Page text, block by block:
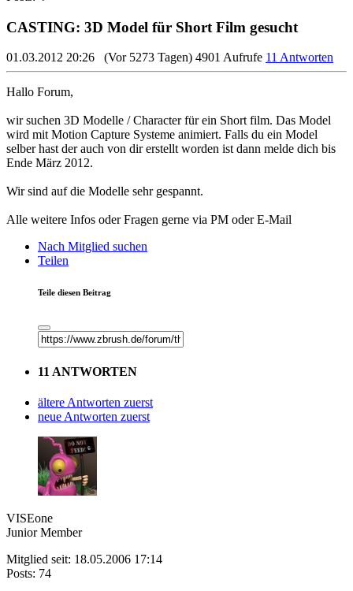
CASTING: 3D Model für Short Film gesucht
01.03.2012 20:26 (Vor 5273 Tagen) 4901 Aufrufe 11 Antworten
Hallo Forum,
wir suchen 3D Modelle / Character für ein Short film. Das Model
wird mit Motion Capture Systeme animiert. Falls du ein Model
selber hast der auch von dir erstellt worden ist dann melde dich bis
Ende März 2012.
Wir sind auf die Modelle sehr gespannt.
Alle weitere Infos oder Fragen gerne via PM oder E-Mail
Nach Mitglied suchen
Teilen
Teile diesen Beitrag
11 ANTWORTEN
ältere Antworten zuerst
neue Antworten zuerst
VISEone
Junior Member
Mitglied seit: 18.05.2006 17:14
Posts: 74